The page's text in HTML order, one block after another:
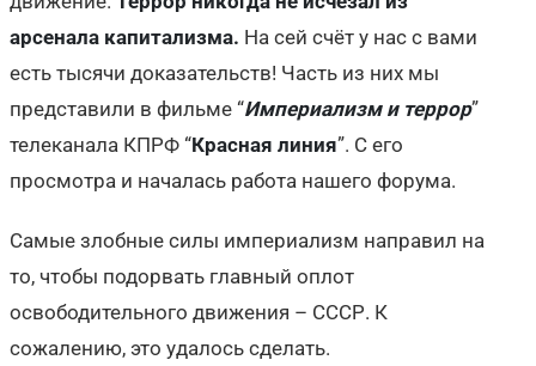
арсенала капитализма. На сей счёт у нас с вами
есть тысячи доказательств! Часть из них мы
представили в фильме “Империализм и террор”
телеканала КПРФ “Красная линия”. С его
просмотра и началась работа нашего форума.
Самые злобные силы империализм направил на
то, чтобы подорвать главный оплот
освободительного движения – СССР. К
сожалению, это удалось сделать.